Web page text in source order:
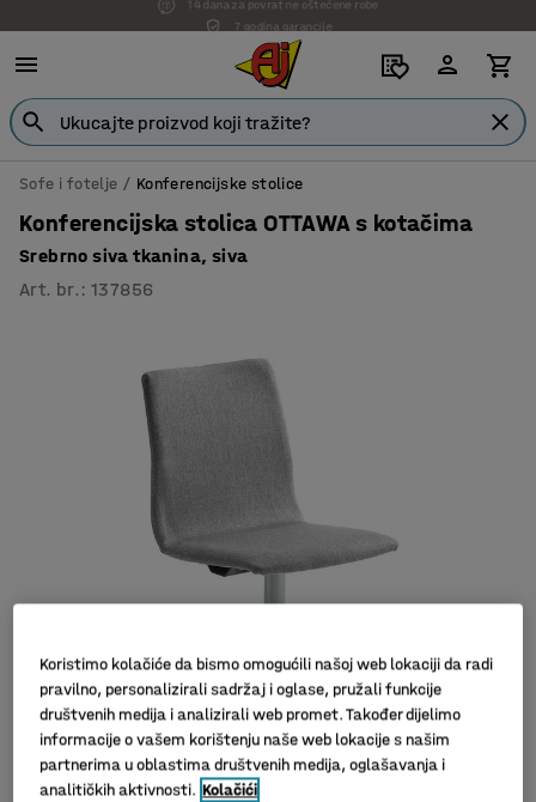
7 godina garancije
Sofe i fotelje Konferencijske stolice
Konferencijska stolica OTTAWA s kotačima
Srebrno siva tkanina, siva
Art. br. :137856
Koristimo kolačiće da bismo omogućili našoj web lokaciji da radi
pravilno, personalizirali sadržaj i oglase, pružali funkcije
društvenih medija i analizirali web promet. Također dijelimo
informacije o vašem korištenju naše web lokacije s našim
partnerima u oblastima društvenih medija, oglašavanja i
analitičkih aktivnosti. Kolačići